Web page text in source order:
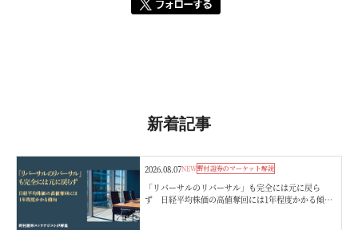
新着記事
2026.08.07NEW野村證券のマーケット解説
「リバーサルのリバーサル」も完全には元に戻ら
ず 日経平均株価の高値奪回には1年程度かかる傾